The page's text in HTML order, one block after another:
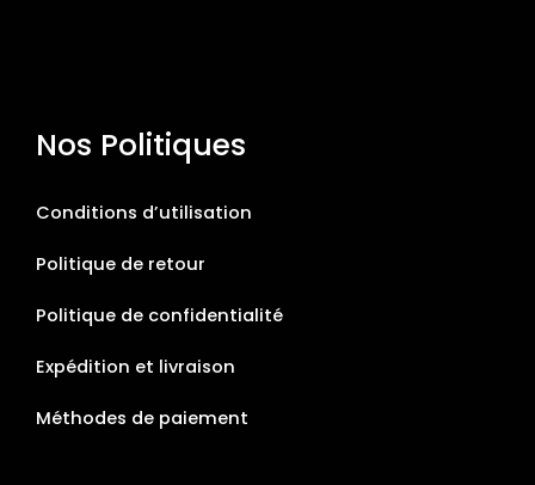
Nos Politiques
Conditions d’utilisation
Politique de retour
Politique de confidentialité
Expédition et livraison
Méthodes de paiement